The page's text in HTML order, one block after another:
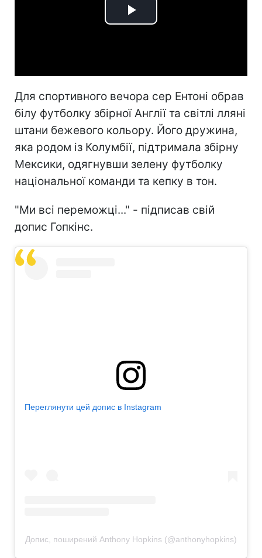
Play
Для спортивного вечора сер Ентоні обрав
білу футболку збірної Англії та світлі лляні
штани бежевого кольору. Його дружина,
яка родом із Колумбії, підтримала збірну
Мексики, одягнувши зелену футболку
національної команди та кепку в тон.
"Ми всі переможці..." - підписав свій
допис Гопкінс.
Переглянути цей допис в Instagram
Допис, поширений Anthony Hopkins (@anthonyhopkins)